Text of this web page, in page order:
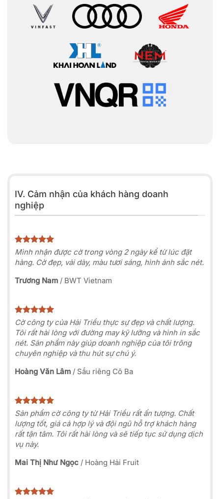
IV. Cảm nhận của khách hàng doanh
nghiệp
Mình nhận được cờ trong vòng 2 ngày kể từ lúc đặt
hàng. Cờ đẹp, vải dày, màu tươi sáng, hình ảnh sắc nét.
Trương Nam / BWT Vietnam
Cờ công ty của Hải Triều thực sự đẹp và chất lượng.
Tôi rất hài lòng với đường may kỹ lưỡng và hình in sắc
nét. Sản phẩm này giúp doanh nghiệp của tôi trông
chuyên nghiệp và thu hút sự chú ý.
Hoàng Văn Lâm / Sầu riêng Cô Ba
Sản phẩm cờ công ty từ Hải Triều rất ấn tượng. Chất
lượng tốt, giá cả hợp lý và đội ngũ hỗ trợ khách hàng
rất tận tâm. Tôi rất hài lòng và sẽ tiếp tục sử dụng dịch
vụ này.
Mai Thị Như Ngọc / Hoàng Hải Fruit